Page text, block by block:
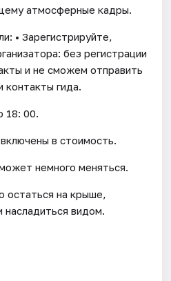
атмосферные кадры.
• Зарегистрируйте,
без регистрации
и не сможем отправить
контакты гида.
18: 00.
в стоимость.
немного меняться.
остаться на крыше,
насладиться видом.